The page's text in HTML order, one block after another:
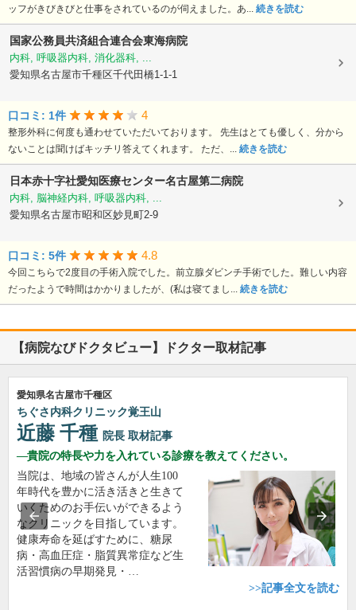
ッフがきびきびと仕事をされているのが伺えました。あ... 続きを読む
国家公務員共済組合連合会東海病院
内科, 呼吸器内科, 消化器科, ...
愛知県名古屋市千種区千代田橋1-1-1
口コミ: 1件 4
整形外科に何度も通わせていただいております。 先生はとても優しく、分から
ないことは聞けばキッチリ答えてくれます。 ただ、... 続きを読む
日本赤十字社愛知医療センター名古屋第二病院
内科, 脳神経内科, 呼吸器内科, ...
愛知県名古屋市昭和区妙見町2-9
口コミ: 5件 4.8
今回こちらで2度目の手術入院でした。前立腺ダビンチ手術でした。難しい内容
だったようで時間はかかりましたが、(私は寝てまし... 続きを読む
【病院なびドクタビュー】ドクター取材記事
愛知県名古屋市千種区
ちぐさ内科クリニック覚王山
近藤 千種 院長 取材記事
貴院の特長や力を入れている診療を教えてください。
当院は、地域の皆さんが人生100
年時代を豊かに活き活きと生きて
いくためのお手伝いができるよう
なクリニックを目指しています。
健康寿命を延ばすために、糖尿
病・高血圧症・脂質異常症など生
活習慣病の早期発見・…
>>記事全文を読む